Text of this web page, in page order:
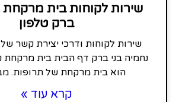
שירות לקוחות בית מרקחת
ברק טלפון
שירות לקוחות ודרכי יצירת קשר
נחמיה בני ברק דף הבית בית מרקחת
הוא בית מרקחת של תרופות.
קרא עוד »